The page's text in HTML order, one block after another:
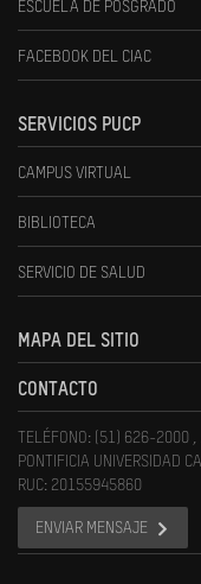
ESCUELA DE POSGRADO
FACEBOOK DEL CIAC
SERVICIOS PUCP
CAMPUS VIRTUAL
BIBLIOTECA
SERVICIO DE SALUD
MAPA DEL SITIO
CONTACTO
TELÉFONO: (51) 626-2000
PONTIFICIA UNIVERSIDAD
RUC: 20155945860
ENVIAR MENSAJE